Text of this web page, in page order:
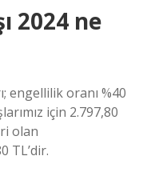
2024 ne
engellilik oranı %40
için 2.797,80
olan
TL’dir.